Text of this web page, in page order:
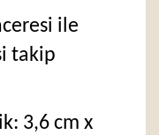
ile
takip
3,6 cm x